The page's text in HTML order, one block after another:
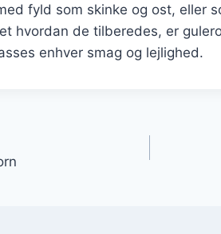
fyld som skinke og ost, eller
hvordan de tilberedes, er
enhver smag og lejlighed.